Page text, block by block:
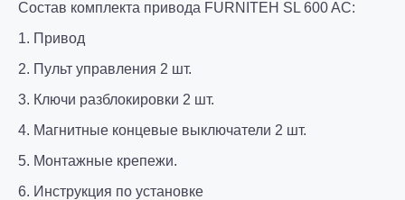
Состав комплекта привода FURNITEH SL 600 AC:
1. Привод
2. Пульт управления 2 шт.
3. Ключи разблокировки 2 шт.
4. Магнитные концевые выключатели 2 шт.
5. Монтажные крепежи.
6. Инструкция по установке